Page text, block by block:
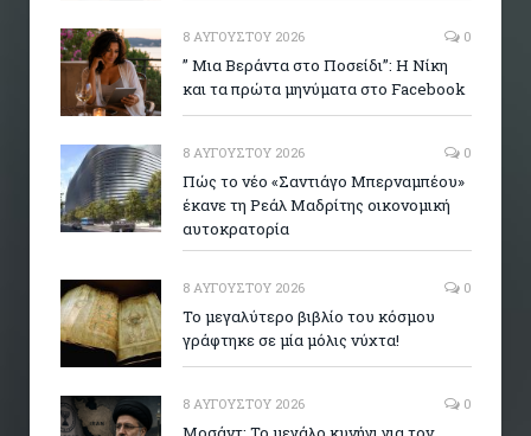
8 ΑΥΓΟΎΣΤΟΥ 2026 0
” Μια Βεράντα στο Ποσείδι”: Η Νίκη
και τα πρώτα μηνύματα στο Facebook
8 ΑΥΓΟΎΣΤΟΥ 2026 0
Πώς το νέο «Σαντιάγο Μπερναμπέου»
έκανε τη Ρεάλ Μαδρίτης οικονομική
αυτοκρατορία
8 ΑΥΓΟΎΣΤΟΥ 2026 0
Το μεγαλύτερο βιβλίο του κόσμου
γράφτηκε σε μία μόλις νύχτα!
8 ΑΥΓΟΎΣΤΟΥ 2026 0